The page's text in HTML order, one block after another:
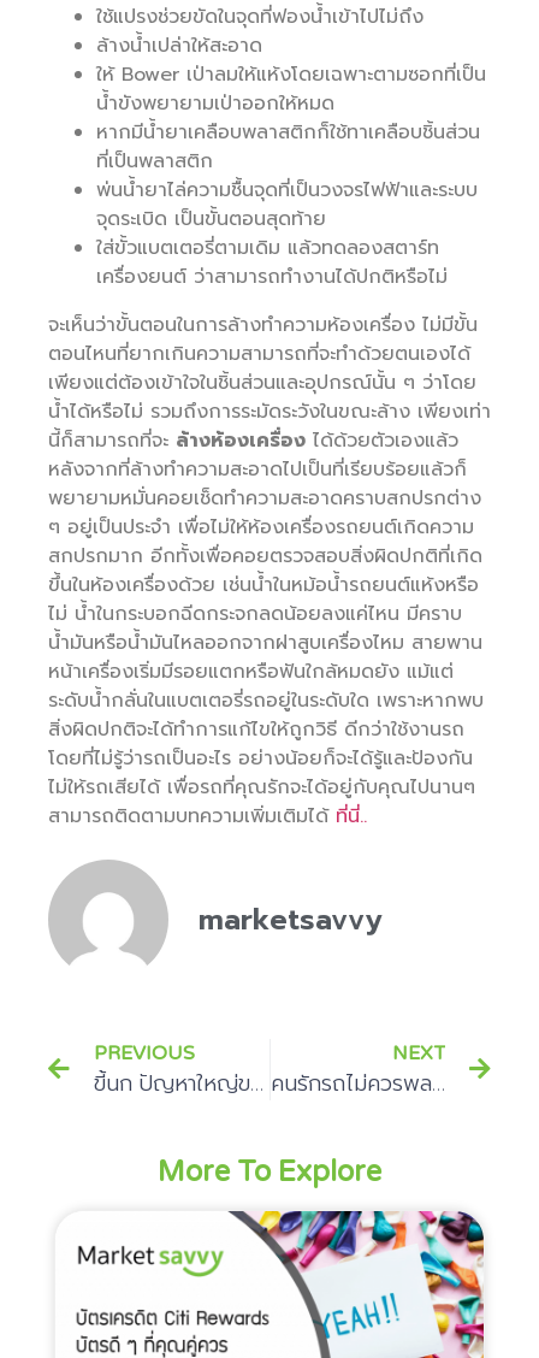
ใช้แปรงช่วยขัดในจุดที่ฟองน้ำเข้าไปไม่ถึง
ล้างน้ำเปล่าให้สะอาด
ให้ Bower เป่าลมให้แห้งโดยเฉพาะตามซอกที่เป็น
น้ำขังพยายามเป่าออกให้หมด
หากมีน้ำยาเคลือบพลาสติกก็ใช้ทาเคลือบชิ้นส่วน
ที่เป็นพลาสติก
พ่นน้ำยาไล่ความชื้นจุดที่เป็นวงจรไฟฟ้าและระบบ
จุดระเบิด เป็นขั้นตอนสุดท้าย
ใส่ขั้วแบตเตอรี่ตามเดิม แล้วทดลองสตาร์ท
เครื่องยนต์ ว่าสามารถทำงานได้ปกติหรือไม่
จะเห็นว่าขั้นตอนในการล้างทำความห้องเครื่อง ไม่มีขั้น
ตอนไหนที่ยากเกินความสามารถที่จะทำด้วยตนเองได้
เพียงแต่ต้องเข้าใจในชิ้นส่วนและอุปกรณ์นั้น ๆ ว่าโดย
น้ำได้หรือไม่ รวมถึงการระมัดระวังในขณะล้าง เพียงเท่า
นี้ก็สามารถที่จะ ล้างห้องเครื่อง ได้ด้วยตัวเองแล้ว
หลังจากที่ล้างทำความสะอาดไปเป็นที่เรียบร้อยแล้วก็
พยายามหมั่นคอยเช็ดทำความสะอาดคราบสกปรกต่าง
ๆ อยู่เป็นประจำ เพื่อไม่ให้ห้องเครื่องรถยนต์เกิดความ
สกปรกมาก อีกทั้งเพื่อคอยตรวจสอบสิ่งผิดปกติที่เกิด
ขึ้นในห้องเครื่องด้วย เช่นน้ำในหม้อน้ำรถยนต์แห้งหรือ
ไม่ น้ำในกระบอกฉีดกระจกลดน้อยลงแค่ไหน มีคราบ
น้ำมันหรือน้ำมันไหลออกจากฝาสูบเครื่องไหม สายพาน
หน้าเครื่องเริ่มมีรอยแตกหรือฟันใกล้หมดยัง แม้แต่
ระดับน้ำกลั่นในแบตเตอรี่รถอยู่ในระดับใด เพราะหากพบ
สิ่งผิดปกติจะได้ทำการแก้ไขให้ถูกวิธี ดีกว่าใช้งานรถ
โดยที่ไม่รู้ว่ารถเป็นอะไร อย่างน้อยก็จะได้รู้และป้องกัน
ไม่ให้รถเสียได้ เพื่อรถที่คุณรักจะได้อยู่กับคุณไปนานๆ
สามารถติดตามบทความเพิ่มเติมได้ ที่นี่..
marketsavvy
PREVIOUS
ขี้นก ปัญหาใหญ่ของคนรักรถ
NEXT
คนรักรถไม่ควรพลาด การล้างรถที่ถูกต้องทำอย่างไร
More To Explore